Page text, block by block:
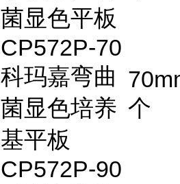
菌显色平板
CP572P-70
科玛嘉弯曲
菌显色培养
基平板
个
CP572P-90